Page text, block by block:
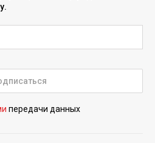
передачи данных